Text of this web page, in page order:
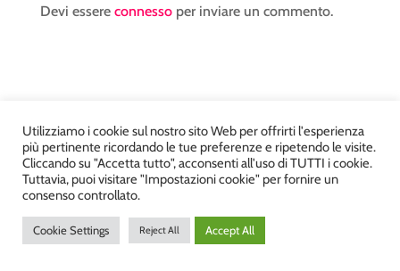
Devi essere connessoper inviare un commento.
Atelier Kyriad da Mary – via Carducci, 12 – Chiavenna –
Sondrio P.Iva 00812910149 – Tel. 0343 36560 – Sito
realizzato daDiegoGiuriani.com
Utilizziamo i cookie sul nostro sito Web per offrirti l'esperienza
più pertinente ricordando le tue preferenze e ripetendo le visite.
Cliccando su "Accetta tutto", acconsenti all'uso di TUTTI i cookie.
Tuttavia, puoi visitare "Impostazioni cookie" per fornire un
consenso controllato.
Cookie Settings Reject All Accept All